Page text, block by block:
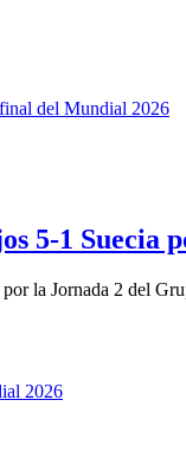
5-1 Suecia
la Jornada 2 del